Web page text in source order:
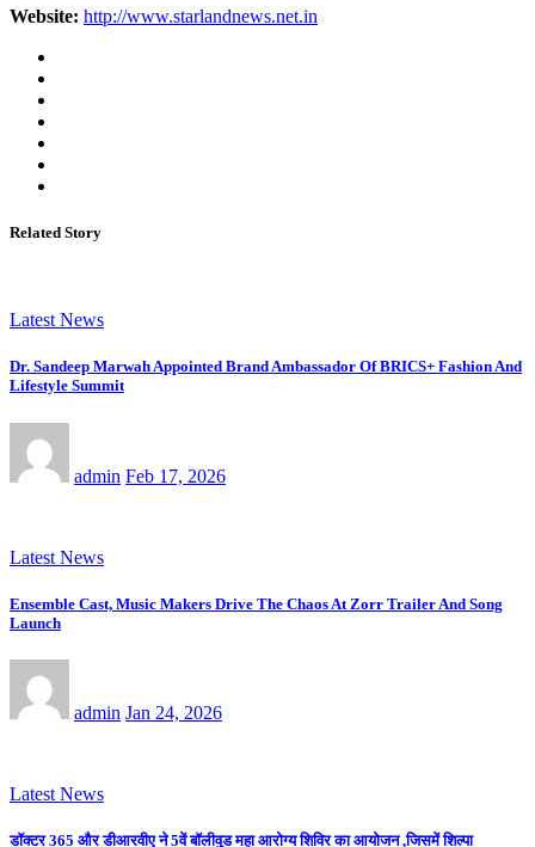
Website: http://www.starlandnews.net.in
Related Story
Latest News
Dr. Sandeep Marwah Appointed Brand Ambassador Of BRICS+ Fashion And
Lifestyle Summit
admin Feb 17, 2026
Latest News
Ensemble Cast, Music Makers Drive The Chaos At Zorr Trailer And Song
Launch
admin Jan 24, 2026
Latest News
डॉक्टर 365 और डीआरवीए ने 5वें बॉलीवुड महा आरोग्य शिविर का आयोजन ,जिसमें शिल्पा